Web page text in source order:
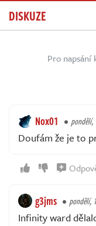
DISKUZE
Pro napsání
Nox01 pondělí,
Doufám že je to
g3jms pondělí,
Infinity ward